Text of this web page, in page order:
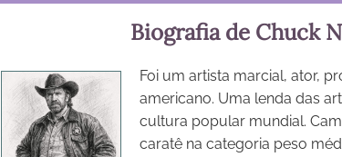
Biografia de Chuck
Foi um artista marcial, ator,
americano. Uma lenda das
cultura popular mundial.
caratê na categoria peso